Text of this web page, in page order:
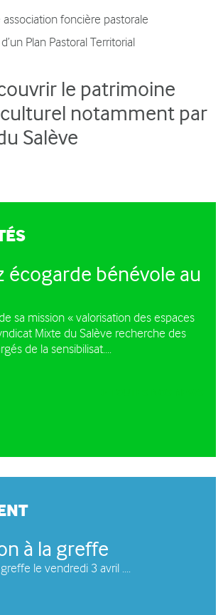
association foncière pastorale
Plan Pastoral Territorial
le patrimoine
notamment par
Salève
écogarde bénévole au
sa mission « valorisation des espaces
Mixte du Salève recherche des
de la sensibilisat....
à la greffe
le vendredi 3 avril ....